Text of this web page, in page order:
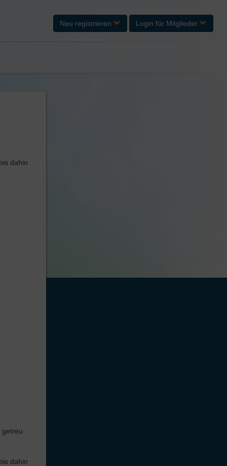
dahin
getreu
dahin
Neu registrieren Login für Mitglieder